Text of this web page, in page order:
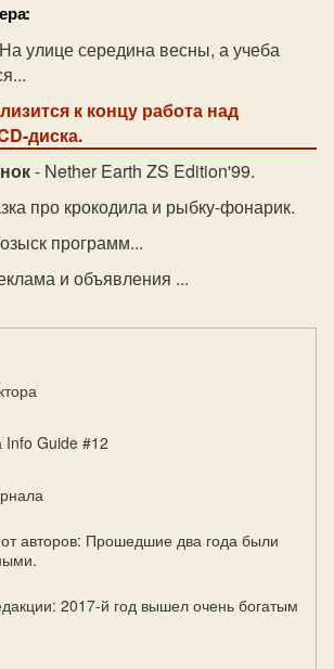
улице середина весны, а учеба
к концу работа над
диска.
- Nether Earth ZS Edition'99.
про крокодила и рыбку-фонарик.
программ...
и объявления ...
Guide #12
авторов: Прошедшие два года были
2017-й год вышел очень богатым